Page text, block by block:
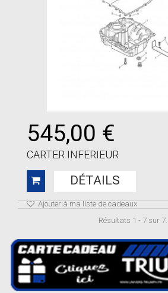
545,00 €
CARTER INFERIEUR
DÉTAILS
Ajouter à ma liste de cadeaux
Résultats 1 - 7 sur 7.